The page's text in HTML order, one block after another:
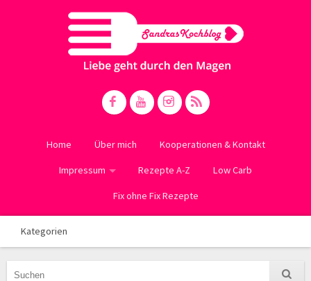
Home Über mich Kooperationen & Kontakt
Impressum Rezepte A-Z Low Carb
Fix ohne Fix Rezepte
Kategorien